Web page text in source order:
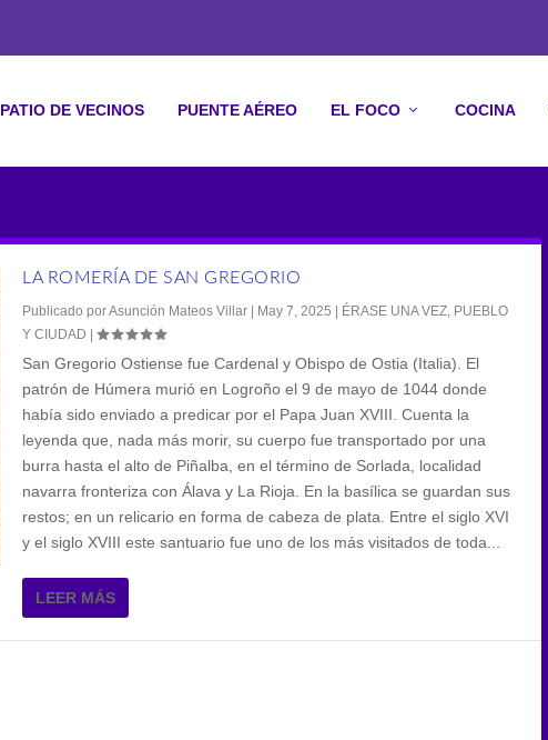
PATIO DE VECINOS PUENTE AÉREO EL FOCO COCINA
LA ROMERÍA DE SAN GREGORIO
Publicado porAsunción Mateos Villar May 7, 2025 ÉRASE UNA VEZ, PUEBLO
Y CIUDAD |
San Gregorio Ostiense fue Cardenal y Obispo de Ostia (Italia). El
patrón de Húmera murió en Logroño el 9 de mayo de 1044 donde
había sido enviado a predicar por el Papa Juan XVIII. Cuenta la
leyenda que, nada más morir, su cuerpo fue transportado por una
burra hasta el alto de Piñalba, en el término de Sorlada, localidad
navarra fronteriza con Álava y La Rioja. En la basílica se guardan sus
restos; en un relicario en forma de cabeza de plata. Entre el siglo XVI
y el siglo XVIII este santuario fue uno de los más visitados de toda...
LEER MÁS